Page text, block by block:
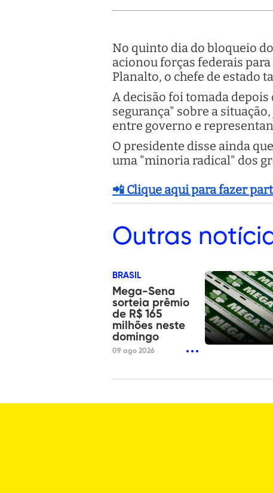
No quinto dia do bloqueio
acionou forças federais
Planalto, o chefe de estado
A decisão foi tomada
segurança" sobre a
entre governo e
O presidente disse ainda
uma "minoria radical" dos
📲 Clique aqui para fazer
Outras
BRASIL
Mega-Sena
sorteia prêmio
de R$ 165
milhões neste
domingo
09 ago 2026